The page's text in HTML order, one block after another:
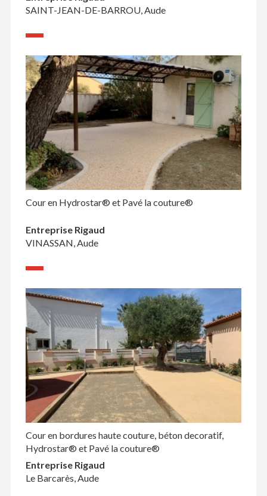
SAINT-JEAN-DE-BARROU, Aude
Cour en Hydrostar® et Pavé la couture®
Entreprise Rigaud
VINASSAN, Aude
Cour en bordures haute couture, béton decoratif,
Hydrostar® et Pavé la couture®
Entreprise Rigaud
Le Barcarès, Aude